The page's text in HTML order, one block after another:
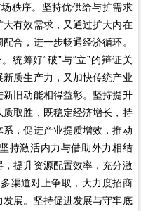
秩序。坚持优供给与扩需求
有效需求，又通过扩大内在
合，进一步畅通经济循环。
统筹好“破”与“立”的辩证关
质生产力，又加快传统产业
旧动能相得益彰。坚持提升
取胜，既稳定经济增长，持
，促进产业提质增效，推动
持激活内力与借助外力相结
提升资源配置效率，充分激
渠道对上争取，大力度招商
展。坚持促进发展与守牢底